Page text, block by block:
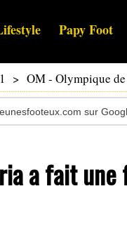
Papy Foot
> OM - Olympique
sur
a fait